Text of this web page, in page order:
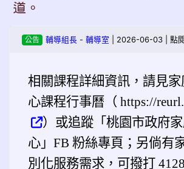
道。
公告 輔導組長- 輔導室 | 2026-06-03 | 點
相關課程詳細資訊，請見
心課程行事曆（ https://
）或追蹤「桃園市政府
心」FB 粉絲專頁；另倘有
別化服務需求，可撥打